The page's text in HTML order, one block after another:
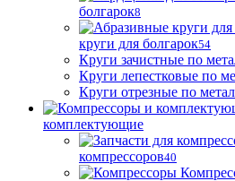
болгарок8
круги для болгарок54
Круги зачистные по
Круги лепестковые по
Круги отрезные по
комплектующие
компрессоров40